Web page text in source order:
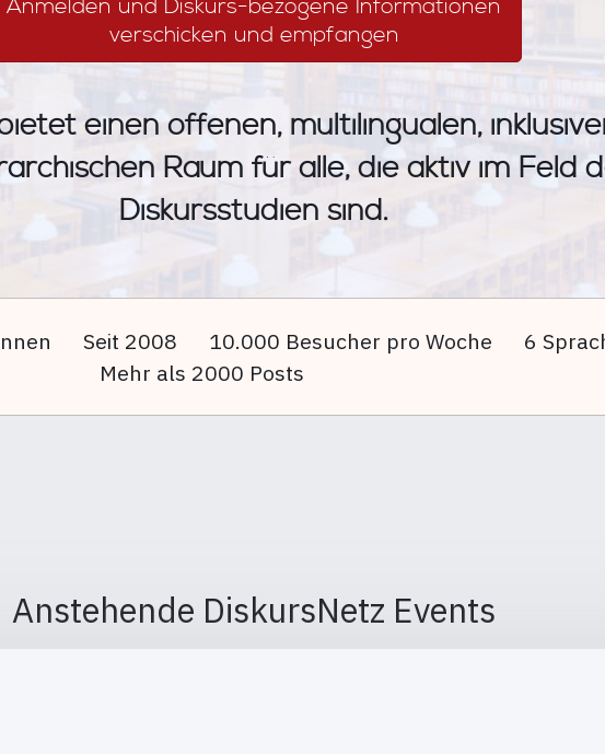
Anmelden und Diskurs-bezogene Informationen
verschicken und empfangen
einen offenen, multilingualen,
Raum für alle, die aktiv im Feld
Diskursstudien sind.
Seit 2008 10.000 Besucher pro Woche
6
Mehr als 2000 Posts
Anstehende DiskursNetz Events